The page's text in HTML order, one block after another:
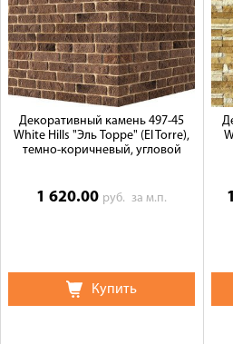
Декоративный камень 497-45
White Hills "Эль Торре" (El Torre),
темно-коричневый, угловой
1 620.00 руб.за м.п.
Купить